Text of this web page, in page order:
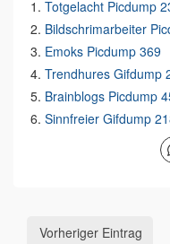
Totgelacht Picdump
Bildschrimarbeiter
Emoks Picdump 369
Trendhures Gifdump
Brainblogs Picdump
Sinnfreier Gifdump
Vorheriger Eintrag